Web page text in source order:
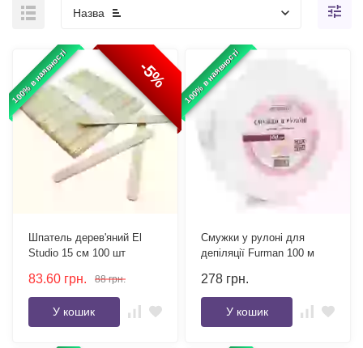
Назва
100% в наявності -5%
Шпатель дерев'яний El
Studio 15 см 100 шт
83.60 грн. 88 грн.
У кошик
100% в наявності
Смужки у рулоні для
депіляції Furman 100 м
278 грн.
У кошик